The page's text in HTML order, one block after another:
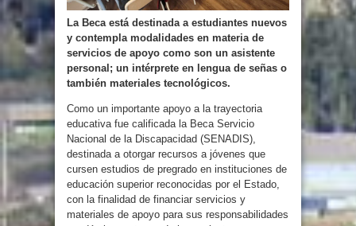
La Beca está destinada a estudiantes nuevos
y contempla modalidades en materia de
servicios de apoyo como son un asistente
personal; un intérprete en lengua de señas o
también materiales tecnológicos.
Como un importante apoyo a la trayectoria
educativa fue calificada la Beca Servicio
Nacional de la Discapacidad (SENADIS),
destinada a otorgar recursos a jóvenes que
cursen estudios de pregrado en instituciones de
educación superior reconocidas por el Estado,
con la finalidad de financiar servicios y
materiales de apoyo para sus responsabilidades